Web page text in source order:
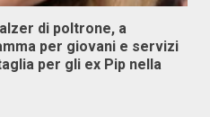
di poltrone, a
per giovani e servizi
per gli ex Pip nella